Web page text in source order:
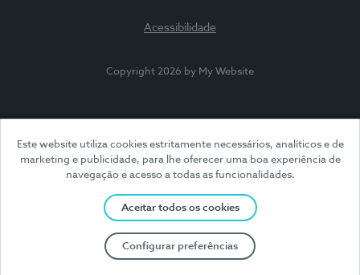
Este website utiliza cookies estritamente necessários, analíticos e de
marketing e publicidade, para lhe oferecer uma boa experiência de
navegação e acesso a todas as funcionalidades.
Aceitar todos os cookies
Configurar preferências
Acessibilidade
Copyright 2026 by My Website